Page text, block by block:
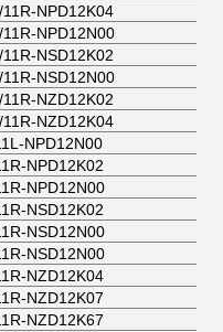
NPD12K04
NPD12N00
NSD12K02
NSD12N00
NZD12K02
NZD12K04
NPD12N00
NPD12K02
NPD12N00
NSD12K02
NSD12N00
NSD12N00
NZD12K04
NZD12K07
NZD12K67